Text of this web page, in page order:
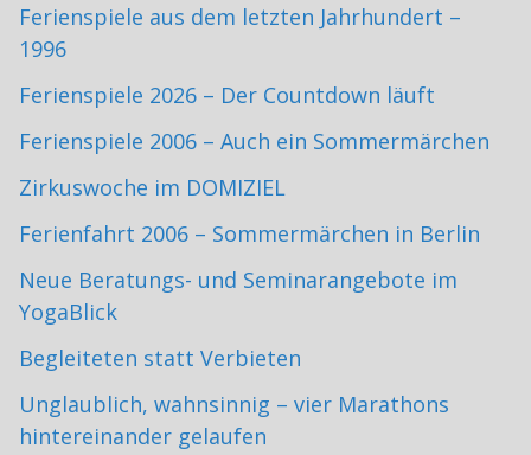
Ferienspiele aus dem letzten Jahrhundert –
1996
Ferienspiele 2026 – Der Countdown läuft
Ferienspiele 2006 – Auch ein Sommermärchen
Zirkuswoche im DOMIZIEL
Ferienfahrt 2006 – Sommermärchen in Berlin
Neue Beratungs- und Seminarangebote im
YogaBlick
Begleiteten statt Verbieten
Unglaublich, wahnsinnig – vier Marathons
hintereinander gelaufen